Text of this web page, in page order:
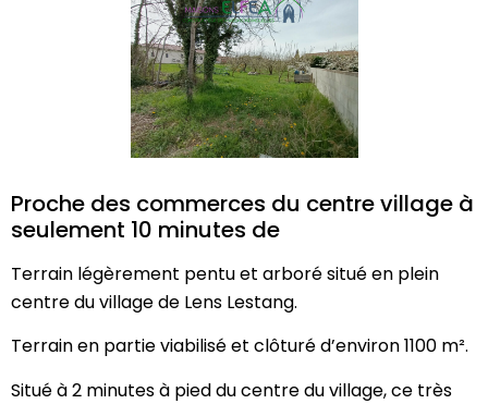
Proche des commerces du centre village à
seulement 10 minutes de
Terrain légèrement pentu et arboré situé en plein
centre du village de Lens Lestang.
Terrain en partie viabilisé et clôturé d’environ 1100 m².
Situé à 2 minutes à pied du centre du village, ce très